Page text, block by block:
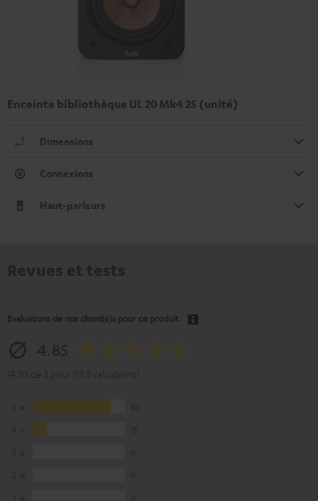
Enceinte bibliothèque UL 20 Mk4 25 (unité)
Dimensions
Connexions
Haut-parleurs
Evaluations de nos client(e)s pour ce produit.